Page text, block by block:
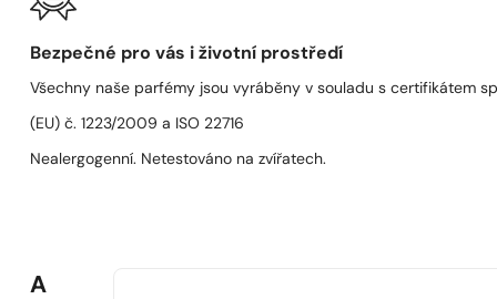
Bezpečné pro vás i životní prostředí
Všechny naše parfémy jsou vyráběny v souladu s certifikátem
(EU) č. 1223/2009 a ISO 22716
Nealergogenní. Netestováno na zvířatech.
A